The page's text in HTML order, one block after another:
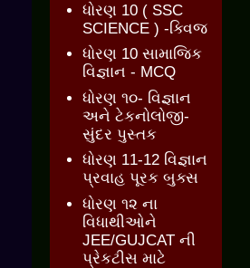
ધોરણ 10 ( SSC
SCIENCE ) -ક્વિજ
ધોરણ 10 સામાજિક
વિજ્ઞાન - MCQ
ધોરણ ૧૦- વિજ્ઞાન
અને ટેકનોલોજી-
સુંદર પુસ્તક
ધોરણ 11-12 વિજ્ઞાન
પ્રવાહ પૂરક બુક્સ
ધોરણ ૧૨ ના
વિધાથીઓને
JEE/GUJCAT ની
પ્રેકટીસ માટે